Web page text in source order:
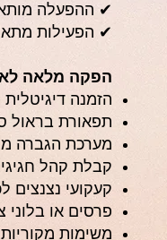
✔ ההפעלה
✔ הפעילות מתאימה
הפקה מלאה
הזמנה
תפאורת בראול
מערכת הגברה
קבלת קהל
קעקועי
פרסים או
משימות